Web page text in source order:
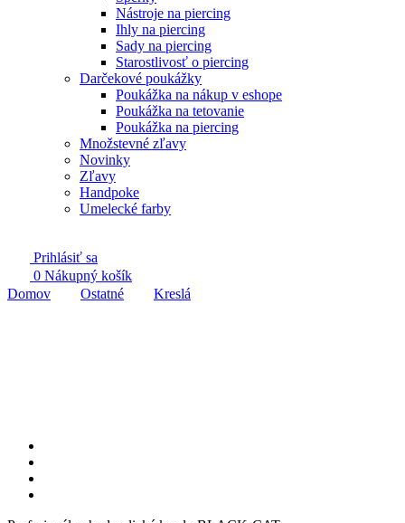
Nástroje na piercing
Ihly na piercing
Sady na piercing
Starostlivosť o piercing
Darčekové poukážky
Poukážka na nákup v eshope
Poukážka na tetovanie
Poukážka na piercing
Množstevné zľavy
Novinky
Zľavy
Handpoke
Umelecké farby
Prihlásiť sa
0 Nákupný košík
Domov
Ostatné Kreslá